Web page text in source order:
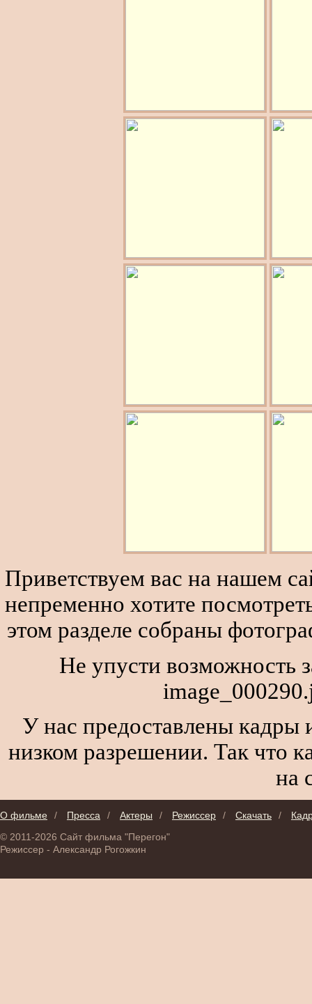
Приветствуем вас на нашем
непременно хотите
этом разделе собраны
Не упусти возможность
У нас предоставлены кадры
низком разрешении. Так что
на
О фильме / Пресса / Актеры / Режиссер / Скачать /
© 2011-2026 Сайт фильма "Перегон"
Режиссер - Александр Рогожкин